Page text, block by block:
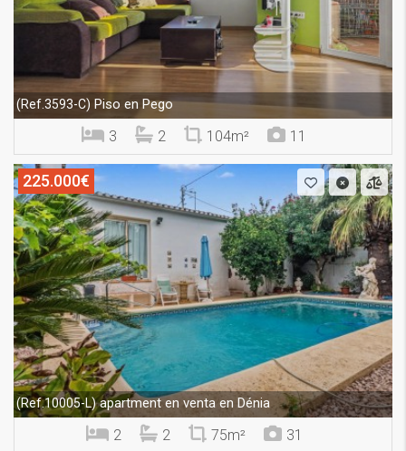
(Ref.3593-C) Piso en Pego
3 2 104m² 11
225.000€
(Ref.10005-L)apartment en venta en Dénia
2 2 75m² 31